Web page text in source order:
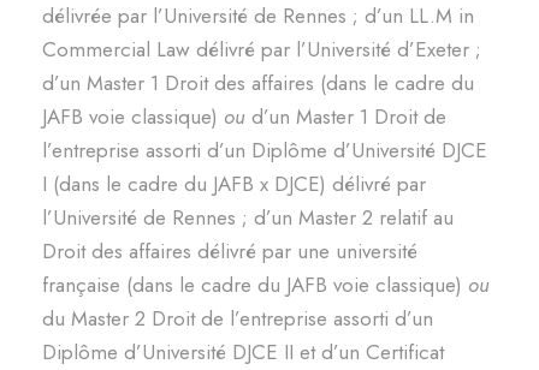
délivrée par l’Université de Rennes ; d’un LL.M in
Commercial Law délivré par l’Université d’Exeter ;
d’un Master 1 Droit des affaires (dans le cadre du
JAFB voie classique) ou d’un Master 1 Droit de
l’entreprise assorti d’un Diplôme d’Université DJCE
I (dans le cadre du JAFB x DJCE) délivré par
l’Université de Rennes ; d’un Master 2 relatif au
Droit des affaires délivré par une université
française (dans le cadre du JAFB voie classique) ou
du Master 2 Droit de l’entreprise assorti d’un
Diplôme d’Université DJCE II et d’un Certificat